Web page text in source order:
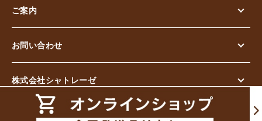
ご案内
お問い合わせ
株式会社シャトレーゼ
© Chateraise Co.,Ltd. All Rights Reserved.